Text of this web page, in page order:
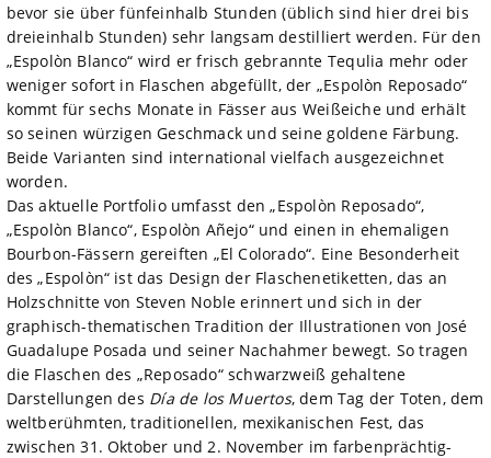
bevor sie über fünfeinhalb Stunden (üblich sind hier drei bis
dreieinhalb Stunden) sehr langsam destilliert werden. Für den
„Espolòn Blanco“ wird er frisch gebrannte Tequlia mehr oder
weniger sofort in Flaschen abgefüllt, der „Espolòn Reposado“
kommt für sechs Monate in Fässer aus Weißeiche und erhält
so seinen würzigen Geschmack und seine goldene Färbung.
Beide Varianten sind international vielfach ausgezeichnet
worden.
Das aktuelle Portfolio umfasst den „Espolòn Reposado“,
„Espolòn Blanco“, Espolòn Añejo“ und einen in ehemaligen
Bourbon-Fässern gereiften „El Colorado“. Eine Besonderheit
des „Espolòn“ ist das Design der Flaschenetiketten, das an
Holzschnitte von Steven Noble erinnert und sich in der
graphisch-thematischen Tradition der Illustrationen von José
Guadalupe Posada und seiner Nachahmer bewegt. So tragen
die Flaschen des „Reposado“ schwarzweiß gehaltene
Darstellungen des Día de los Muertos, dem Tag der Toten, dem
weltberühmten, traditionellen, mexikanischen Fest, das
zwischen 31. Oktober und 2. November im farbenprächtig-